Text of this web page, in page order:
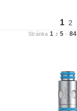
1 2
Stránka1 z5 - 84